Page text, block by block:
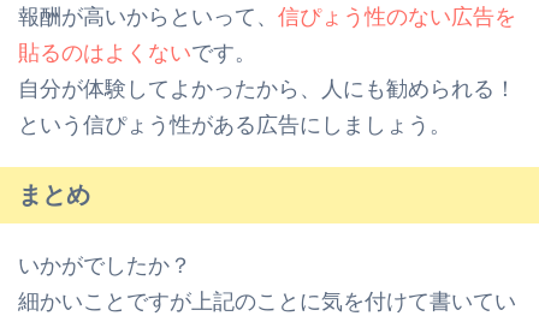
報酬が高いからといって、 信ぴょう性のない広告を
貼るのはよくないです。
自分が体験してよかったから、人にも勧められる！
という信ぴょう性がある広告にしましょう。
まとめ
いかがでしたか？
細かいことですが上記のことに気を付けて書いてい